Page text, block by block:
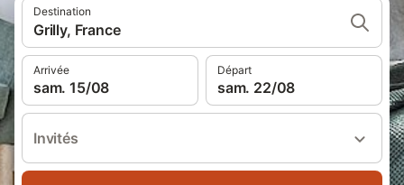
Destination
Grilly, France
Arrivée
sam. 15/08
Départ
sam. 22/08
Invités